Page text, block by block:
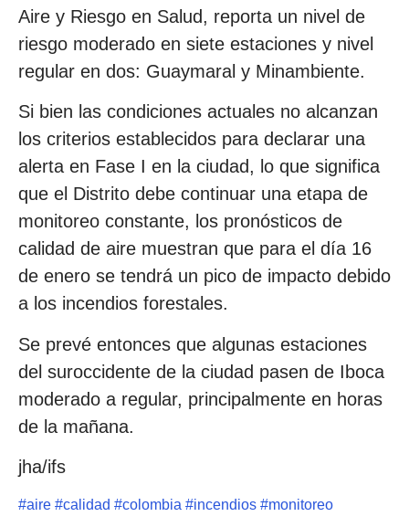
Aire y Riesgo en Salud, reporta un nivel de
riesgo moderado en siete estaciones y nivel
regular en dos: Guaymaral y Minambiente.
Si bien las condiciones actuales no alcanzan
los criterios establecidos para declarar una
alerta en Fase I en la ciudad, lo que significa
que el Distrito debe continuar una etapa de
monitoreo constante, los pronósticos de
calidad de aire muestran que para el día 16
de enero se tendrá un pico de impacto debido
a los incendios forestales.
Se prevé entonces que algunas estaciones
del suroccidente de la ciudad pasen de Iboca
moderado a regular, principalmente en horas
de la mañana.
jha/ifs
#aire #calidad #colombia #incendios #monitoreo